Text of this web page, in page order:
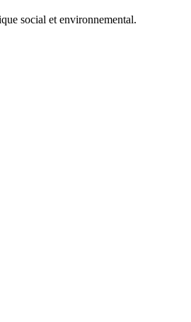
social et environnemental.